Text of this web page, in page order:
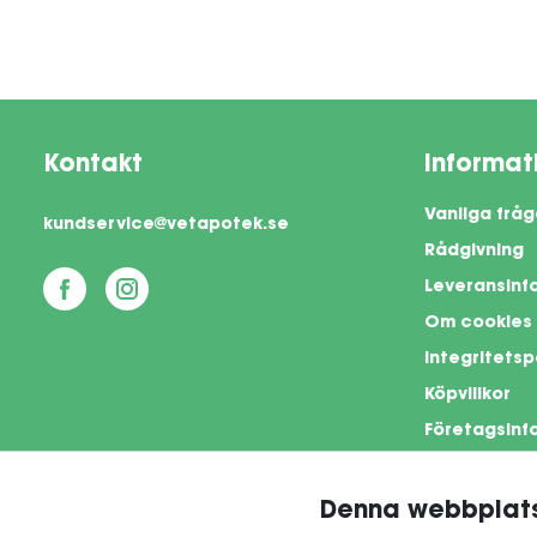
Denna
Kontakt
kundservice@vetapotek.se
Vanliga
Rådgivning
Om cookies
Köpvillkor
This